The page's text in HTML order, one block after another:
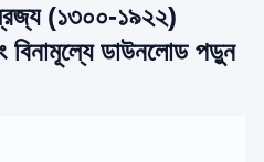
(১৩০০-১৯২২)
বিনামূল্যে ডাউনলোড পড়ুন